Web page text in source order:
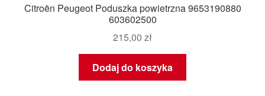
Citroën Peugeot Poduszka powietrzna 9653190880
603602500
215,00 zł
Dodaj do koszyka